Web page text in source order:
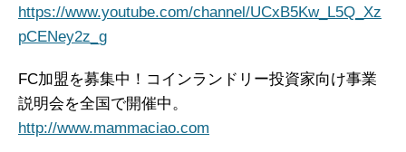
https://www.youtube.com/channel/UCxB5Kw_L5Q_Xz
pCENey2z_g
FC加盟を募集中！コインランドリー投資家向け事業
説明会を全国で開催中。
http://www.mammaciao.com